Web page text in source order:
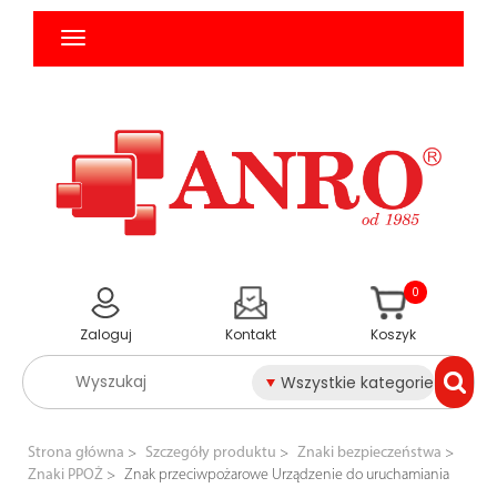
Wszystkie kategorie
Zaloguj Kontakt Koszyk
0
Strona główna Szczegóły produktu
Znaki bezpieczeństwa
Znaki PPOŻ
Znak przeciwpożarowe Urządzenie do uruchamiania